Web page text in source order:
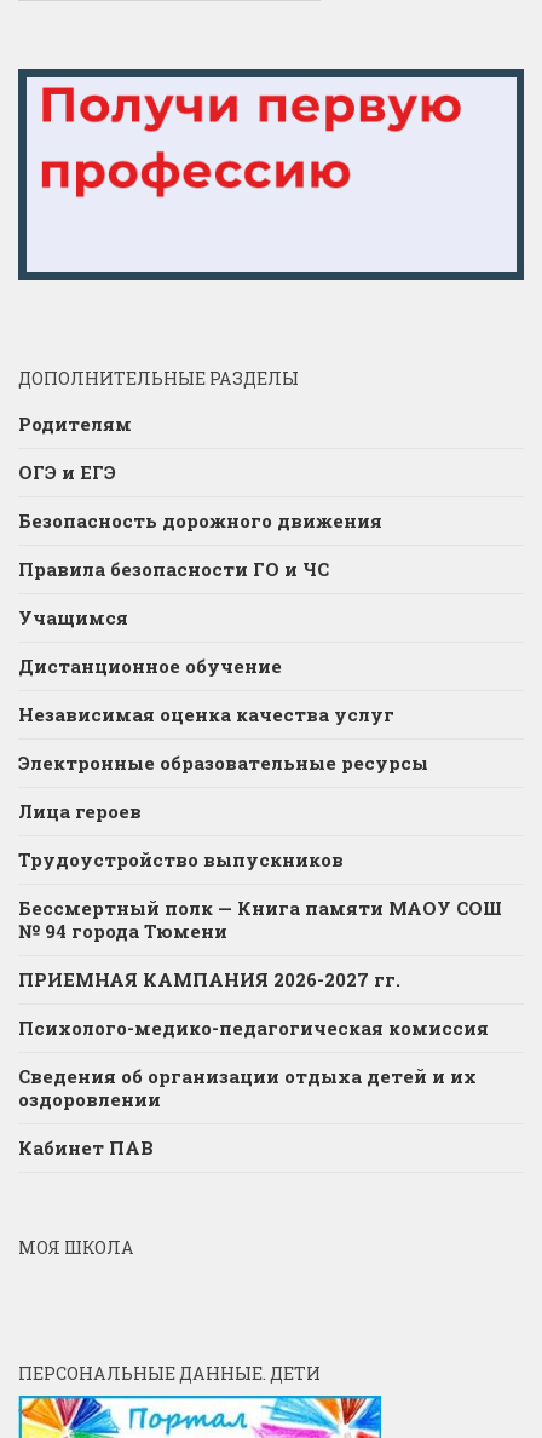
ДОПОЛНИТЕЛЬНЫЕ РАЗДЕЛЫ
Родителям
ОГЭ и ЕГЭ
Безопасность дорожного движения
Правила безопасности ГО и ЧС
Учащимся
Дистанционное обучение
Независимая оценка качества услуг
Электронные образовательные ресурсы
Лица героев
Трудоустройство выпускников
Бессмертный полк — Книга памяти МАОУ СОШ
№ 94 города Тюмени
ПРИЕМНАЯ КАМПАНИЯ 2026-2027 гг.
Психолого-медико-педагогическая комиссия
Сведения об организации отдыха детей и их
оздоровлении
Кабинет ПАВ
МОЯ ШКОЛА
ПЕРСОНАЛЬНЫЕ ДАННЫЕ. ДЕТИ